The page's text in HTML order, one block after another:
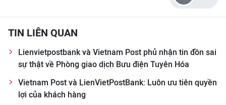
Đồng bằng sông Cửu Long
Chuyên trang Hà Nội
Chuyên trang TP. Hồ Chí Minh
CHUYÊN ĐỀ
TIN LIÊN QUAN
Lienvietpostbank và Vietnam Post phủ nhận tin đồn sai
sự thật về Phòng giao dịch Bưu điện Tuyên Hóa
Vietnam Post và LienVietPostBank: Luôn ưu tiên quyền
lợi của khách hàng